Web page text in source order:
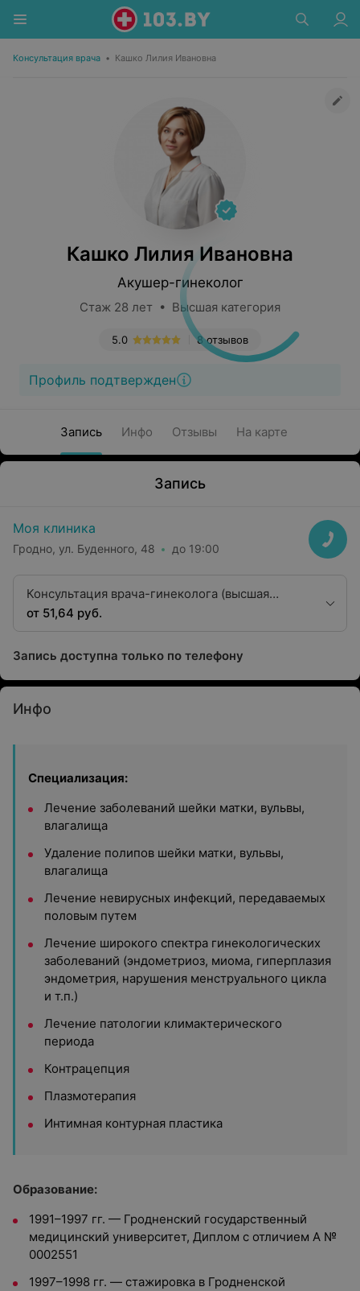
Консультация врача • Кашко Лилия Ивановна
Кашко Лилия Ивановна
Акушер-гинеколог
Стаж 28 лет • Высшая категория
8 отзывов
5.0
Профиль подтвержден
Запись Инфо Отзывы На карте
Запись
Моя клиника
Гродно, ул. Буденного, 48 до 19:00
Консультация врача-гинеколога (высшая
квалификационная категория)
от 51,64 руб.
Запись доступна только по телефону
Инфо
Специализация:
Лечение заболеваний шейки матки, вульвы,
влагалища
Удаление полипов шейки матки, вульвы,
влагалища
Лечение невирусных инфекций, передаваемых
половым путем
Лечение широкого спектра гинекологических
заболеваний (эндометриоз, миома, гиперплазия
эндометрия, нарушения менструального цикла
и т.п.)
Лечение патологии климактерического
периода
Контрацепция
Плазмотерапия
Интимная контурная пластика
Образование:
1991–1997 гг. — Гродненский государственный
медицинский университет, Диплом с отличием А №
0002551
1997–1998 гг. — стажировка в Гродненской